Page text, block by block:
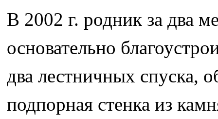
В 2002 г. родник за два
основательно
два лестничных спуска,
подпорная стенка из